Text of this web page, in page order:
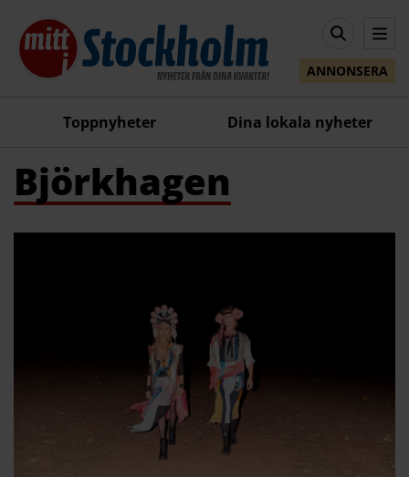
ANNONSERA
Toppnyheter Dina lokala nyheter
Björkhagen